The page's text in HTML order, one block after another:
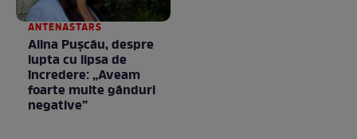
ANTENASTARS
Alina Pușcău, despre
lupta cu lipsa de
încredere: „Aveam
foarte multe gânduri
negative”